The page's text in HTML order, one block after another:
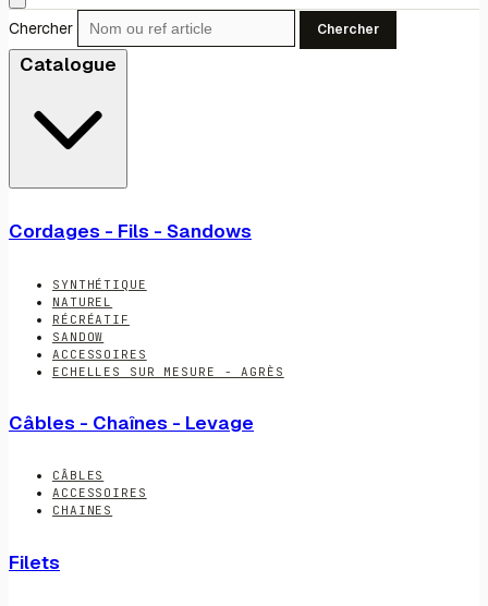
Chercher Chercher
Catalogue
Cordages - Fils - Sandows
SYNTHÉTIQUE
NATUREL
RÉCRÉATIF
SANDOW
ACCESSOIRES
ECHELLES SUR MESURE - AGRÈS
Câbles - Chaînes - Levage
CÂBLES
ACCESSOIRES
CHAINES
Filets